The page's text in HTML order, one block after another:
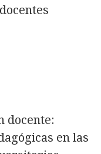
docente:
en las